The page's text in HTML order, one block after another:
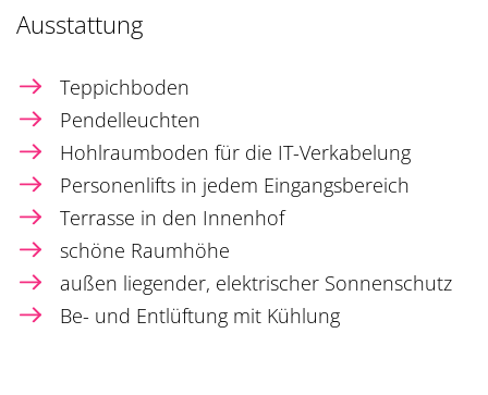
Ausstattung
Teppichboden
Pendelleuchten
Hohlraumboden für die IT-Verkabelung
Personenlifts in jedem Eingangsbereich
Terrasse in den Innenhof
schöne Raumhöhe
außen liegender, elektrischer Sonnenschutz
Be- und Entlüftung mit Kühlung